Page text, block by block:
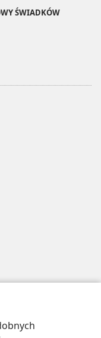
ŚWIADKÓW